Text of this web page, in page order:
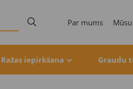
Par mums
Ražas iepirkšana Graudu